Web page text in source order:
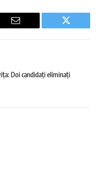
Email Twitter
Doi candidați eliminați